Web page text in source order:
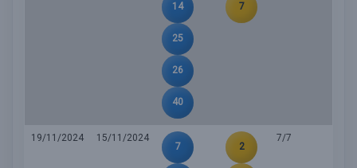
14
25
26
40
7
19/11/2024
15/11/2024
7
2
7/7